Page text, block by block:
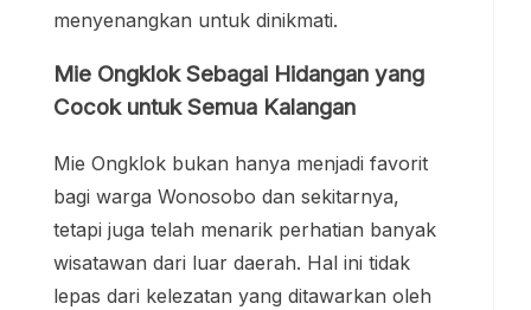
menyenangkan untuk dinikmati.
Mie Ongklok Sebagai Hidangan yang
Cocok untuk Semua Kalangan
Mie Ongklok bukan hanya menjadi favorit
bagi warga Wonosobo dan sekitarnya,
tetapi juga telah menarik perhatian banyak
wisatawan dari luar daerah. Hal ini tidak
lepas dari kelezatan yang ditawarkan oleh